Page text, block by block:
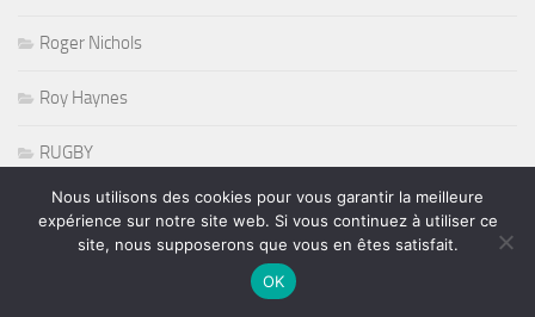
Roger Nichols
Roy Haynes
RUGBY
Salon de l'Agriculture 2011
Nous utilisons des cookies pour vous garantir la meilleure
expérience sur notre site web. Si vous continuez à utiliser ce
site, nous supposerons que vous en êtes satisfait.
OK